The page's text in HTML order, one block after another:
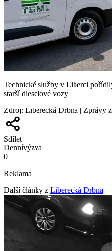
Technické služby v Liberci
starší dieselové vozy
Zdroj: Liberecká Drbna | Zprávy
Sdílet
Dennívýzva
0
Reklama
Další články z Liberecká Drbna